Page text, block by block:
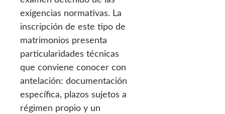
exigencias normativas. La
inscripción de este tipo de
matrimonios presenta
particularidades técnicas
que conviene conocer con
antelación: documentación
específica, plazos sujetos a
régimen propio y un